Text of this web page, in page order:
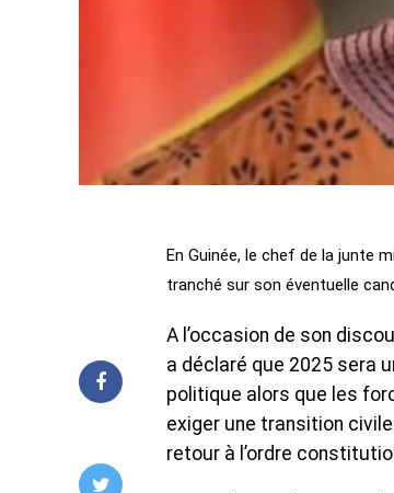
En Guinée, le chef de la junte
tranché sur son éventuelle
A l’occasion de son
a déclaré que 2025 sera
politique alors que les
exiger une transition
retour à l’ordre